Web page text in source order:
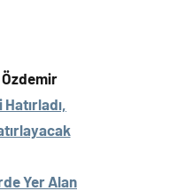
Yer Alan